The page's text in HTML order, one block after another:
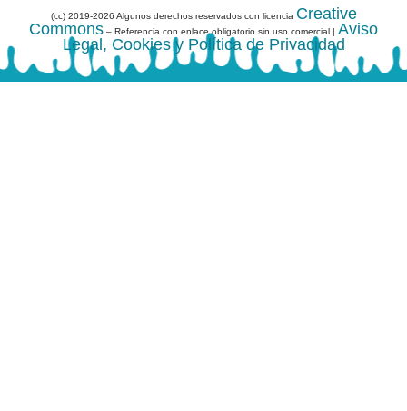
(cc) 2019-2026 Algunos derechos reservados con licencia Creative
Commons – Referencia con enlace obligatorio sin uso comercial | Aviso
Legal, Cookies y Política de Privacidad